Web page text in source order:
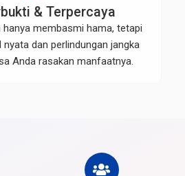
& Terpercaya
hanya membasmi hama, tetapi
dan perlindungan jangka
Anda rasakan manfaatnya.